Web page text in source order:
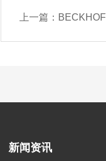
上一篇：
新闻资讯